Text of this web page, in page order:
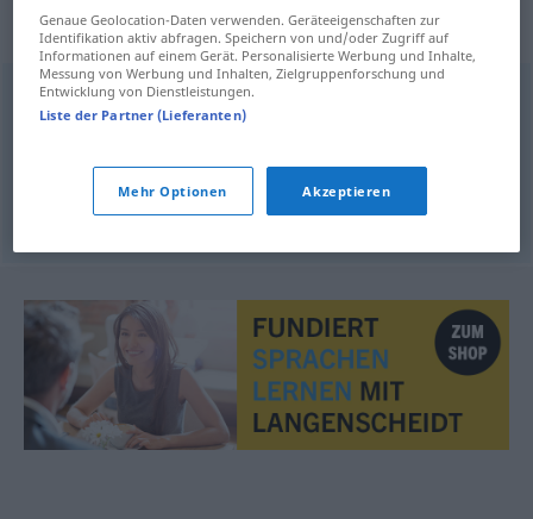
Synonyme für "Urkunde"
(der) Akt (süddt., österr.),Akte
Unterlage,Beleg,Schriftstück,Dokument
Genaue Geolocation-Daten verwenden. Geräteeigenschaften zur
Identifikation aktiv abfragen. Speichern von und/oder Zugriff auf
Informationen auf einem Gerät. Personalisierte Werbung und Inhalte,
Messung von Werbung und Inhalten, Zielgruppenforschung und
Entwicklung von Dienstleistungen.
Liste der Partner (Lieferanten)
Mehr Optionen Akzeptieren